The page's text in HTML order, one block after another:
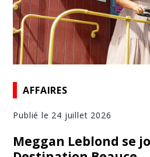
AFFAIRES
Publié le 24 juillet 2026
Meggan Leblond se